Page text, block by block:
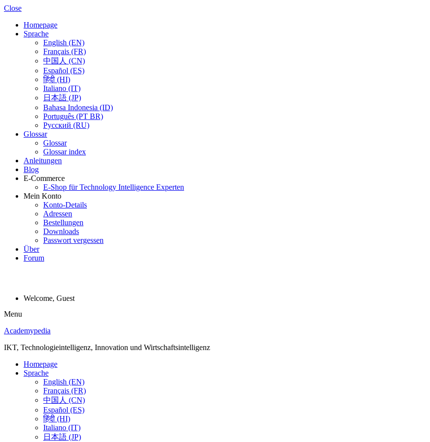
Close
Homepage
Sprache
English (EN)
Français (FR)
中国人 (CN)
Español (ES)
हिंदी (HI)
Italiano (IT)
日本語 (JP)
Bahasa Indonesia (ID)
Português (PT BR)
Pусский (RU)
Glossar
Glossar
Glossar index
Anleitungen
Blog
E-Commerce
E-Shop für Technology Intelligence Experten
Mein Konto
Konto-Details
Adressen
Bestellungen
Downloads
Passwort vergessen
Über
Forum
Welcome, Guest
Menu
Academypedia
IKT, Technologieintelligenz, Innovation und Wirtschaftsintelligenz
Homepage
Sprache
English (EN)
Français (FR)
中国人 (CN)
Español (ES)
हिंदी (HI)
Italiano (IT)
日本語 (JP)